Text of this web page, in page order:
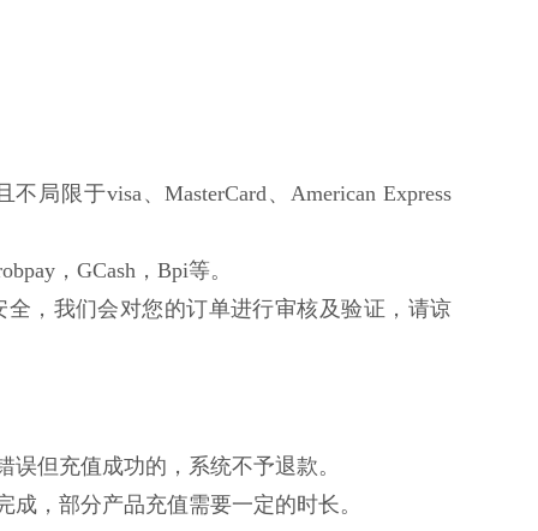
局限于visa、MasterCard、American Express
，GCash，Bpi等。
，我们会对您的订单进行审核及验证，请谅
但充值成功的，系统不予退款。
，部分产品充值需要一定的时长。